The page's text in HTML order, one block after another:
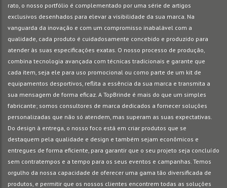
rato, o nosso portfólio é complementado por uma série de artigos
exclusivos desenhados para elevar a visibilidade da sua marca. Na
vanguarda da inovação e com um compromisso inabalável com a
qualidade, cada produto é cuidadosamente concebido e produzido para
atender às suas especificações exatas. O nosso processo de produção,
combina tecnologia avançada com técnicas tradicionais e garante que
cada item, seja ele para uso promocional ou como parte de um kit de
equipamentos desportivos, reflita a essência da sua marca e transmita a
sua mensagem de forma eficaz. A TopBrinde é mais do que um simples
fabricante; somos consultores de marca dedicados a fornecer soluções
personalizadas que não só atendem, mas superam as suas expectativas.
Do design à entrega, o nosso foco está em criar produtos que se
destaquem pela qualidade e design e também sejam econômicos e
entregues de forma eficiente, para garantir que o seu projeto seja concluído
sem contratempos e a tempo para os seus eventos e campanhas. Temos
orgulho da nossa capacidade de oferecer uma gama tão diversificada de
produtos, e permitir que os nossos clientes encontrem todas as soluções